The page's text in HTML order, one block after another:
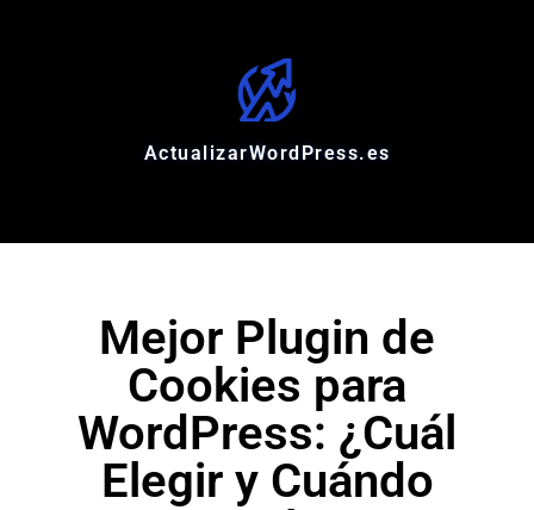
ActualizarWordPress.es
Mejor Plugin de
Cookies para
WordPress: ¿Cuál
Elegir y Cuándo